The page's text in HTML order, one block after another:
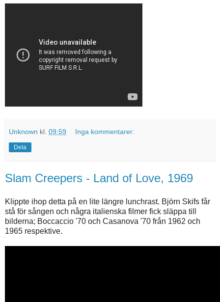
Unknown kl. 09:59 Inga kommentarer:
Dela
Slam Creepers - Land of Love, 1969
Klippte ihop detta på en lite längre lunchrast. Björn Skifs får
stå för sången och några italienska filmer fick släppa till
bilderna; Boccaccio '70 och Casanova '70 från 1962 och
1965 respektive.